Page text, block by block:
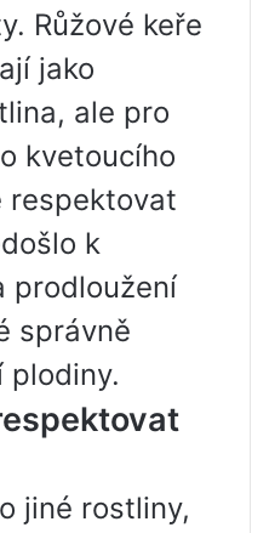
Růžové keře
jako
ale pro
kvetoucího
respektovat
k
prodloužení
správně
plodiny.
jiné rostliny,